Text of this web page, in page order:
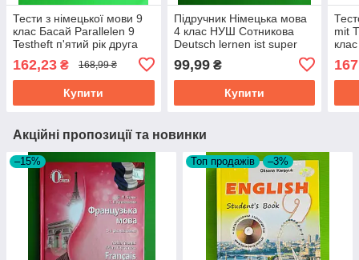
Тести з німецької мови 9
клас Басай Parallelen 9
Testheft п'ятий рік друга
162,23 ₴ 168,99 ₴
Купити
Підручник Німецька мова
4 клас НУШ Сотникова
Deutsch lernen ist super
99,99₴
Купити
mit
Акційні пропозиції та новинки
–15% Топ продажів –3%